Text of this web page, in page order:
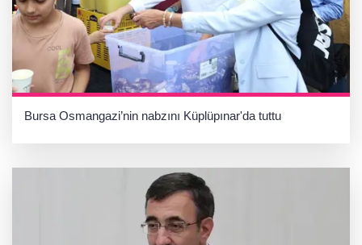
Bursa Osmangazi’nin nabzını Küplüpınar'da tuttu